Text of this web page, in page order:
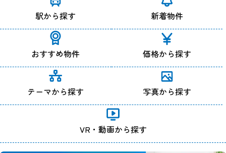
駅から探す 新着物件
おすすめ物件 価格から探す
テーマから探す 写真から探す
VR・動画から探す